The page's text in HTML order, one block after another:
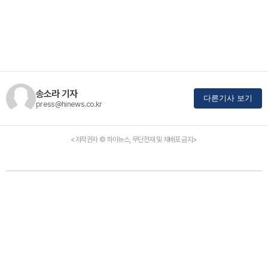
송소라 기자
press@hinews.co.kr
다른기사 보기
<저작권자 © 하이뉴스, 무단전재 및 재배포 금지>